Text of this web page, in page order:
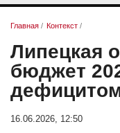
Главная / Контекст /
Липецкая
бюджет
16.06.2026, 12:50